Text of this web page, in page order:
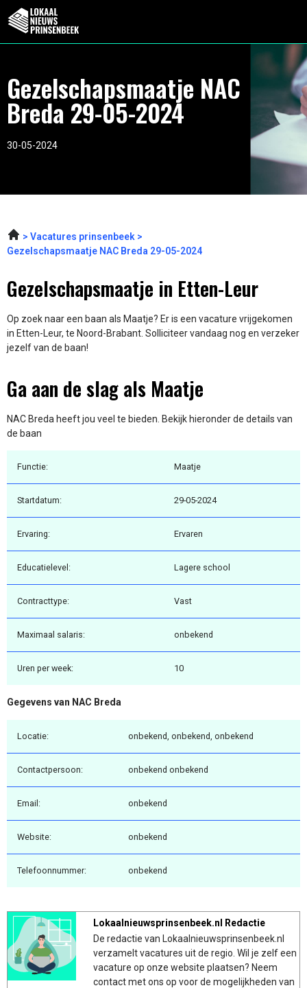
Gezelschapsmaatje NAC
Breda 29-05-2024
30-05-2024
Vacatures prinsenbeek
Gezelschapsmaatje NAC Breda 29-05-2024
Gezelschapsmaatje in Etten-Leur
Op zoek naar een baan als Maatje? Er is een vacature vrijgekomen
in Etten-Leur, te Noord-Brabant. Solliciteer vandaag nog en verzeker
jezelf van de baan!
Ga aan de slag als Maatje
NAC Breda heeft jou veel te bieden. Bekijk hieronder de details van
de baan
Functie: Maatje
Startdatum: 29-05-2024
Ervaring: Ervaren
Educatielevel: Lagere school
Contracttype: Vast
Maximaal salaris: onbekend
Uren per week: 10
Gegevens van NAC Breda
Locatie: onbekend, onbekend, onbekend
Contactpersoon: onbekend onbekend
Email: onbekend
Website: onbekend
Telefoonnummer: onbekend
Lokaalnieuwsprinsenbeek.nl Redactie
De redactie van Lokaalnieuwsprinsenbeek.nl
verzamelt vacatures uit de regio. Wil je zelf een
vacature op onze website plaatsen? Neem
contact met ons op voor de mogelijkheden van